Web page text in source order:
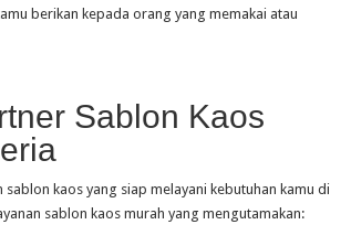
berikan kepada orang yang memakai atau
Sablon Kaos
kaos yang siap melayani kebutuhan kamu di
sablon kaos murah yang mengutamakan: